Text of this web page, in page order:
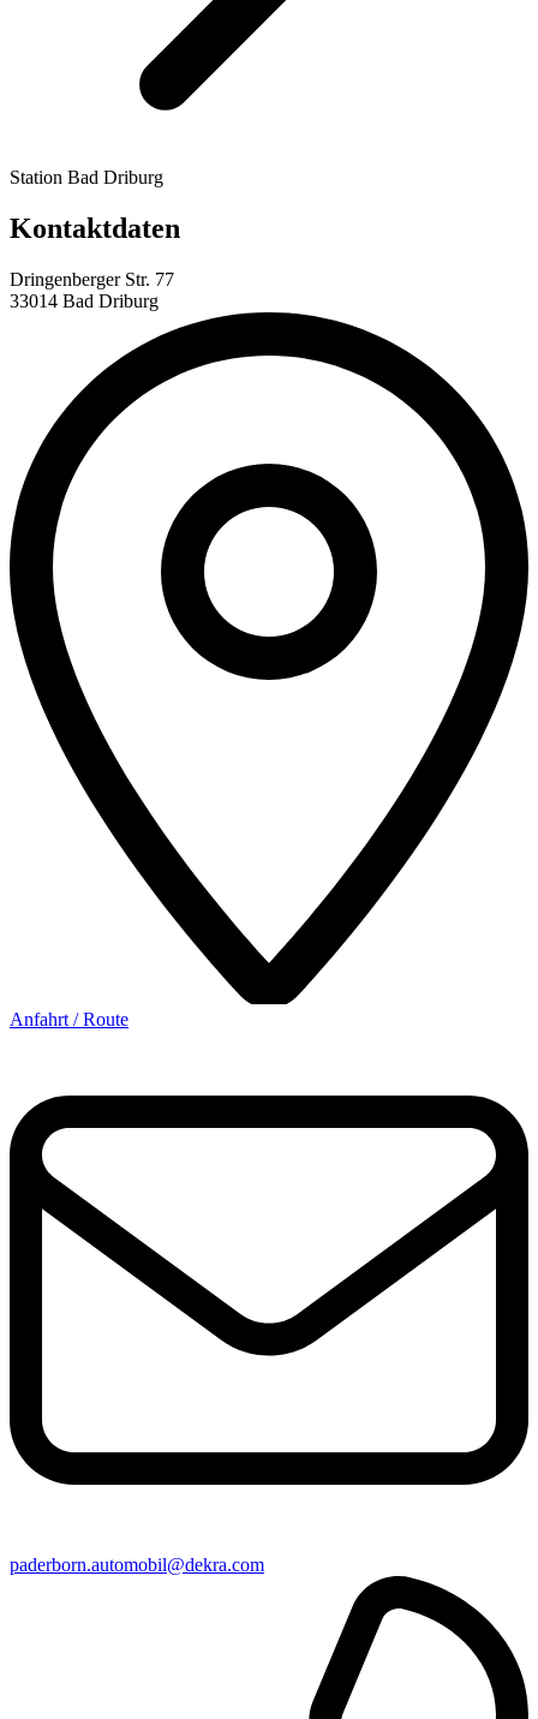
Station Bad Driburg
Kontaktdaten
Dringenberger Str. 77
33014 Bad Driburg
Anfahrt / Route
paderborn​.automobil@​dekra.com